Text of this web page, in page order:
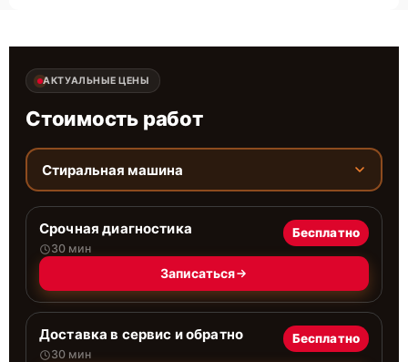
АКТУАЛЬНЫЕ ЦЕНЫ
Стоимость работ
Стиральная машина
Срочная диагностика
30 мин
Бесплатно
Записаться
Доставка в сервис и обратно
30 мин
Бесплатно